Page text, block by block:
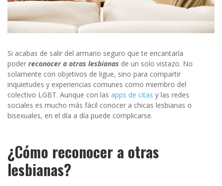
Si acabas de salir del armario seguro que te encantaría
poder reconocer a otras lesbianas de un solo vistazo. No
solamente con objetivos de ligue, sino para compartir
inquietudes y experiencias comunes como miembro del
colectivo LGBT. Aunque con las apps de citas y las redes
sociales es mucho más fácil conocer a chicas lesbianas o
bisexuales, en el día a día puede complicarse.
¿Cómo reconocer a otras
lesbianas?